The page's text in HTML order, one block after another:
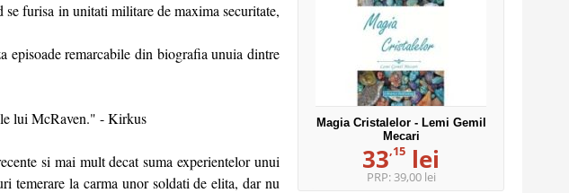
furisa in unitati militare de maxima securitate,
episoade remarcabile din biografia unuia dintre
lui McRaven." - Kirkus
si mai mult decat suma experientelor unui
temerare la carma unor soldati de elita, dar nu
Magia Cristalelor - Lemi Gemil
Mecari
33,15 lei
PRP: 39,00 lei